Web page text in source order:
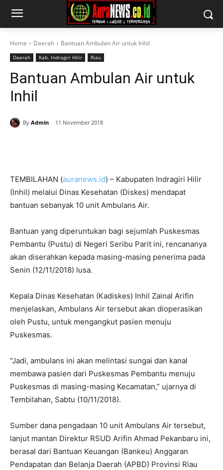
Home Daerah Bantuan Ambulan Air untuk Inhil
Daerah Kab. Indragiri Hilir Riau
Bantuan Ambulan Air untuk
Inhil
By Admin 11 November 2018
TEMBILAHAN (auranews.id) – Kabupaten Indragiri Hilir
(Inhil) melalui Dinas Kesehatan (Diskes) mendapat
bantuan sebanyak 10 unit Ambulans Air.
Bantuan yang diperuntukan bagi sejumlah Puskesmas
Pembantu (Pustu) di Negeri Seribu Parit ini, rencananya
akan diserahkan kepada masing-masing penerima pada
Senin (12/11/2018) lusa.
Kepala Dinas Kesehatan (Kadiskes) Inhil Zainal Arifin
menjelaskan, Ambulans Air tersebut akan dioperasikan
oleh Pustu, untuk mengangkut pasien menuju
Puskesmas.
“Jadi, ambulans ini akan melintasi sungai dan kanal
membawa pasien dari Puskesmas Pembantu menuju
Puskesmas di masing-masing Kecamatan,” ujarnya di
Tembilahan, Sabtu (10/11/2018).
Sumber dana pengadaan 10 unit Ambulans Air tersebut,
lanjut mantan Direktur RSUD Arifin Ahmad Pekanbaru ini,
berasal dari Bantuan Keuangan (Bankeu) Anggaran
Pendapatan dan Belanja Daerah (APBD) Provinsi Riau